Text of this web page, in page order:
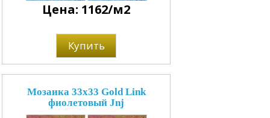
Цена: 1162/м2
Купить
Мозаика 33x33 Gold Link
фиолетовый Jnj